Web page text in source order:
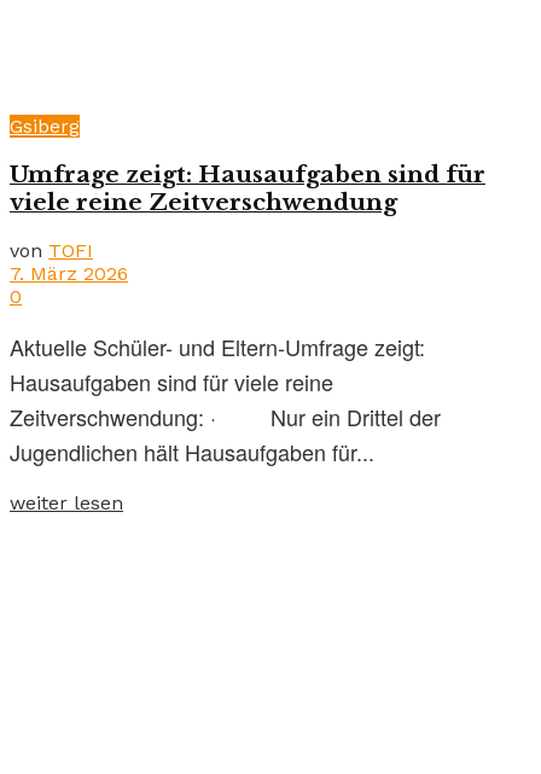
Gsiberg
Umfrage zeigt: Hausaufgaben sind für
viele reine Zeitverschwendung
von TOFI
7. März 2026
0
Aktuelle Schüler- und Eltern-Umfrage zeigt:
Hausaufgaben sind für viele reine
Zeitverschwendung: · Nur ein Drittel der
Jugendlichen hält Hausaufgaben für...
weiter lesen